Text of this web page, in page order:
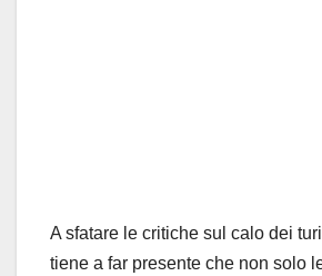
A sfatare le critiche sul calo dei
tiene a far presente che non solo